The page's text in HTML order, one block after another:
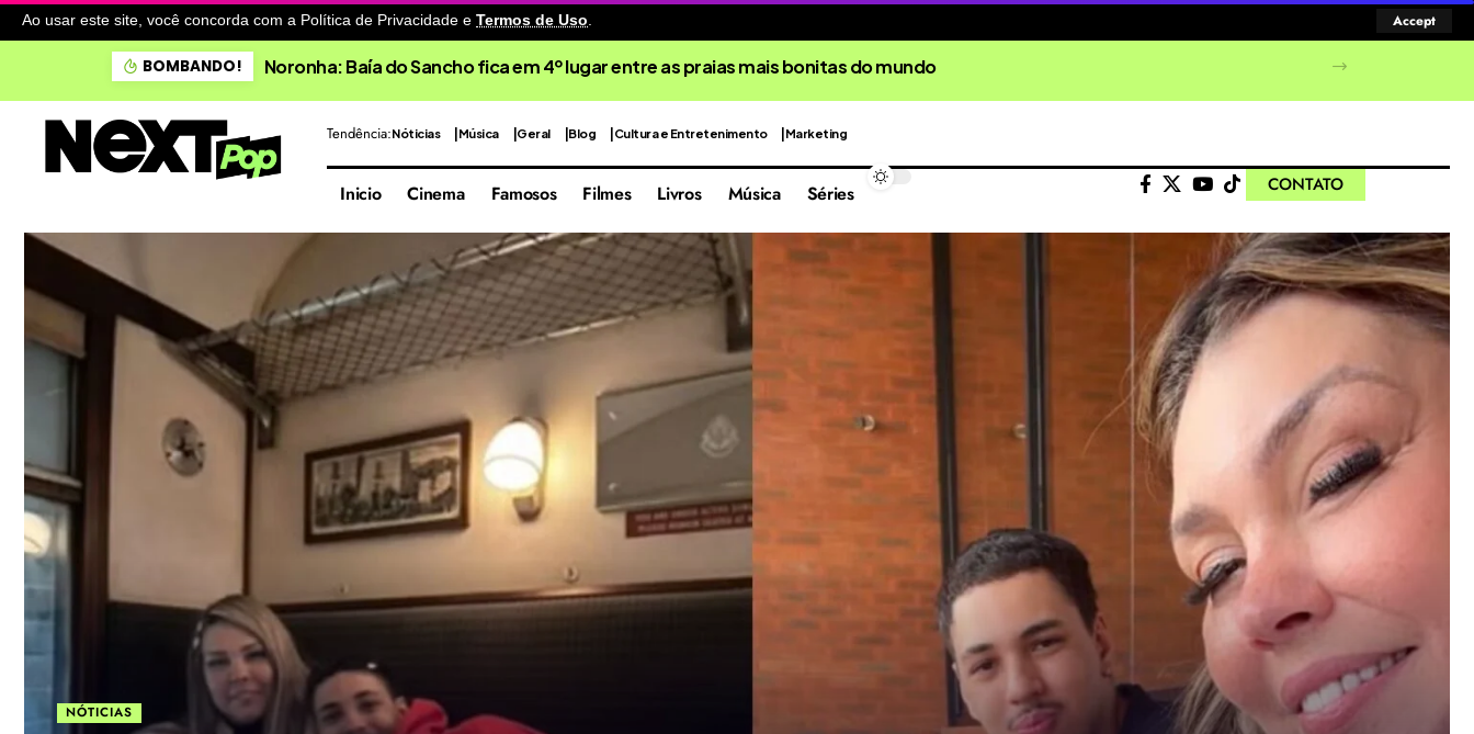
Ao usar este site, você concorda com a Política de Privacidade e Termos de Uso. Accept
BOMBANDO! Noronha: Baía do Sancho fica em 4º lugar entre as praias mais bonitas do mundo
Tendência:Nóticias Música Geral Blog Cultura e Entretenimento Marketing
Inicio Cinema Famosos Filmes Livros Música Séries CONTATO
NÓTICIAS